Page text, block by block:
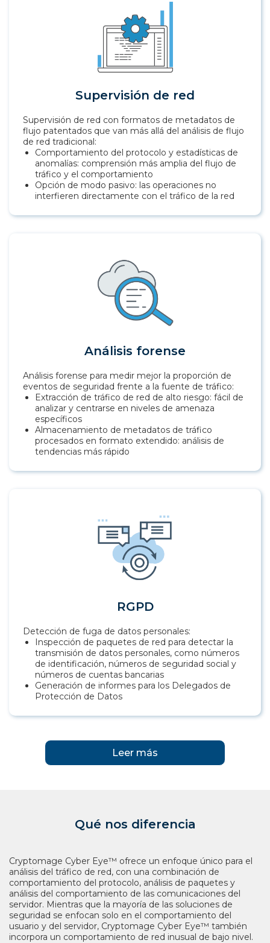
Supervisión de red
Supervisión de red con formatos de metadatos de
flujo patentados que van más allá del análisis de flujo
de red tradicional:
Comportamiento del protocolo y estadísticas de
anomalías: comprensión más amplia del flujo de
tráfico y el comportamiento
Opción de modo pasivo: las operaciones no
interfieren directamente con el tráfico de la red
Análisis forense
Análisis forense para medir mejor la proporción de
eventos de seguridad frente a la fuente de tráfico:
Extracción de tráfico de red de alto riesgo: fácil de
analizar y centrarse en niveles de amenaza
específicos
Almacenamiento de metadatos de tráfico
procesados en formato extendido: análisis de
tendencias más rápido
RGPD
Detección de fuga de datos personales:
Inspección de paquetes de red para detectar la
transmisión de datos personales, como números
de identificación, números de seguridad social y
números de cuentas bancarias
Generación de informes para los Delegados de
Protección de Datos
Leer más
Qué nos diferencia
Cryptomage Cyber Eye™ ofrece un enfoque único para el
análisis del tráfico de red, con una combinación de
comportamiento del protocolo, análisis de paquetes y
análisis del comportamiento de las comunicaciones del
servidor. Mientras que la mayoría de las soluciones de
seguridad se enfocan solo en el comportamiento del
usuario y del servidor, Cryptomage Cyber Eye™ también
incorpora un comportamiento de red inusual de bajo nivel.